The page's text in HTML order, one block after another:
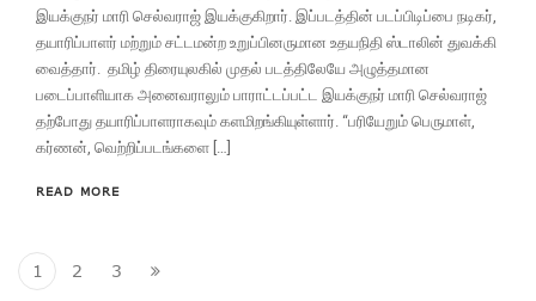
இயக்குநர் மாரி செல்வராஜ் இயக்குகிறார். இப்படத்தின் படப்பிடிப்பை நடிகர்,
தயாரிப்பாளர் மற்றும் சட்டமன்ற உறுப்பினருமான உதயநிதி ஸ்டாலின் துவக்கி
வைத்தார். தமிழ் திரையுலகில் முதல் படத்திலேயே அழுத்தமான
படைப்பாளியாக அனைவராலும் பாராட்டப்பட்ட இயக்குநர் மாரி செல்வராஜ்
தற்போது தயாரிப்பாளராகவும் களமிறங்கியுள்ளார். “பரியேறும் பெருமாள்,
கர்ணன், வெற்றிப்படங்களை […]
READ MORE
1 2 3